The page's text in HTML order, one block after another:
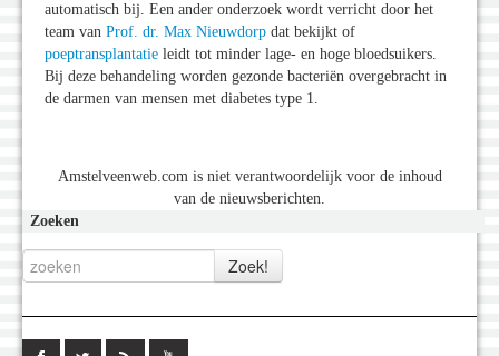
automatisch bij. Een ander onderzoek wordt verricht door het
team van Prof. dr. Max Nieuwdorp dat bekijkt of
poeptransplantatie leidt tot minder lage- en hoge bloedsuikers.
Bij deze behandeling worden gezonde bacteriën overgebracht in
de darmen van mensen met diabetes type 1.
Amstelveenweb.com is niet verantwoordelijk voor de inhoud
van de nieuwsberichten.
Zoeken